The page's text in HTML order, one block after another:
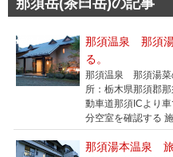
那須温泉 那須
る。
那須温泉 那須湯菜
所：栃木県那須郡
動車道那須ICより
分空室を確認する
那須湯本温泉 旅